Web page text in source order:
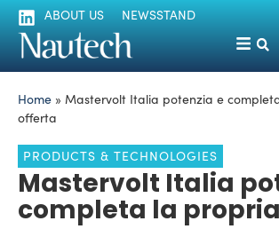
ABOUT US NEWSSTAND
Home » Mastervolt Italia potenzia e
offerta
PRODUCTS & TECHNOLOGIES
Mastervolt Italia
completa la